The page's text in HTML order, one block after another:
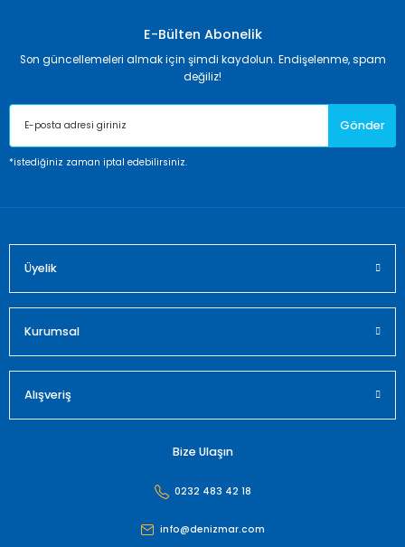
E-Bülten Abonelik
Son güncellemeleri almak için şimdi kaydolun. Endişelenme, spam
değiliz!
Gönder
*istediğiniz zaman iptal edebilirsiniz.
Üyelik
Kurumsal
Alışveriş
Bize Ulaşın
0232 483 42 18
info@denizmar.com